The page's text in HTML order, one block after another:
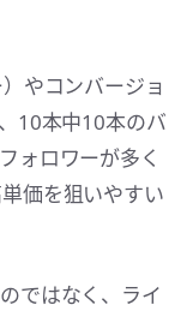
やコンバージョ
10本中10本のバ
ォロワーが多く
価を狙いやすい
ではなく、ライ